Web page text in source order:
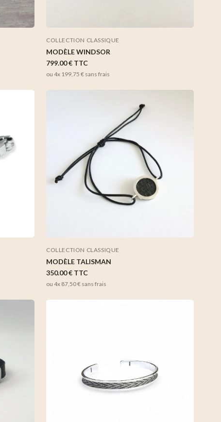
COLLECTION CLASSIQUE
MODÈLE WINDSOR
799.00 € TTC
ou 4x 199,75 € sans frais
COLLECTION CLASSIQUE
MODÈLE TALISMAN
350.00 € TTC
ou 4x 87,50 € sans frais